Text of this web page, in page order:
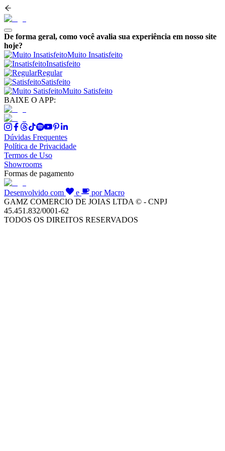
De forma geral, como você avalia sua experiência em nosso site
hoje?
Muito Insatisfeito
Insatisfeito
Regular
Satisfeito
Muito Satisfeito
BAIXE O APP:
Dúvidas Frequentes
Política de Privacidade
Termos de Uso
Showrooms
Formas de pagamento
Desenvolvido com e
por Macro
GAMZ COMERCIO DE JOIAS LTDA © - CNPJ
45.451.832/0001-62
TODOS OS DIREITOS RESERVADOS